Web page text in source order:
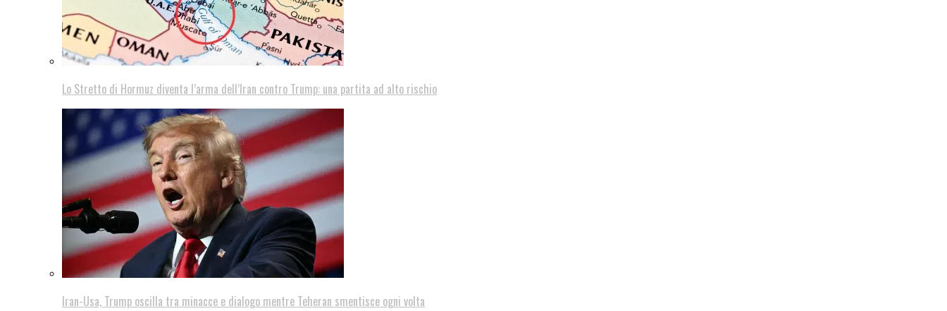
Lo Stretto di Hormuz diventa l’arma dell’Iran contro Trump: una partita ad alto rischio
Iran-Usa, Trump oscilla tra minacce e dialogo mentre Teheran smentisce ogni volta